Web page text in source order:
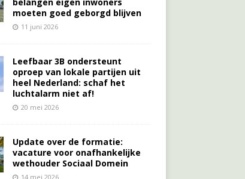
moeten goed geborgd blijven
11 juni 2026
Leefbaar 3B ondersteunt
oproep van lokale partijen uit
heel Nederland: schaf het
luchtalarm niet af!
20 mei 2026
Update over de formatie:
vacature voor onafhankelijke
wethouder Sociaal Domein
14 mei 2026